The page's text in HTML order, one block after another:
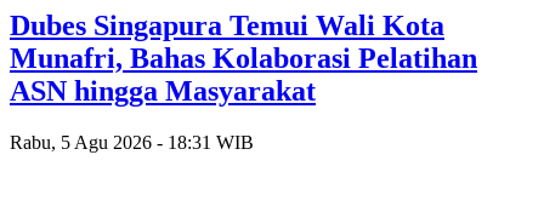
Dubes Singapura Temui Wali Kota
Munafri, Bahas Kolaborasi Pelatihan
ASN hingga Masyarakat
Rabu, 5 Agu 2026 - 18:31 WIB